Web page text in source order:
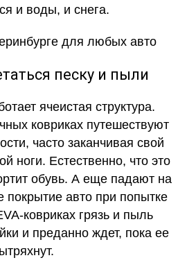
и воды, и снега.
песку и пыли
ячеистая структура.
ковриках путешествуют
часто заканчивая свой
ноги. Естественно, что это
обувь. А еще падают на
покрытие авто при попытке
ковриках грязь и пыль
и преданно ждет, пока ее